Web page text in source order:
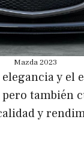
Mazda 2023
elegancia y el
también
y